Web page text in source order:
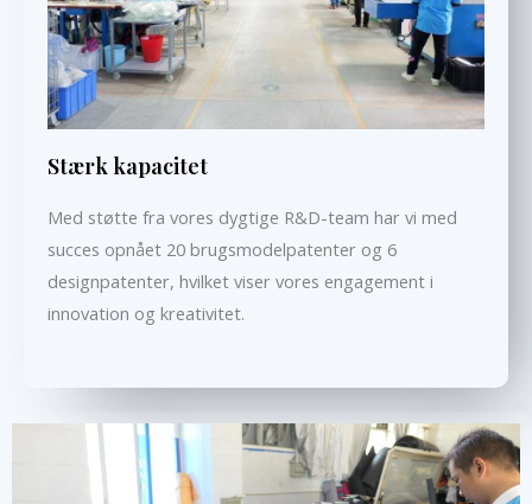
Stærk kapacitet
Med støtte fra vores dygtige R&D-team har vi med
succes opnået 20 brugsmodelpatenter og 6
designpatenter, hvilket viser vores engagement i
innovation og kreativitet.